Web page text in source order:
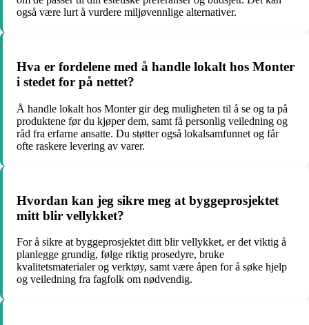
også være lurt å vurdere miljøvennlige alternativer.
Hva er fordelene med å handle lokalt hos Monter
i stedet for på nettet?
Å handle lokalt hos Monter gir deg muligheten til å se og ta på
produktene før du kjøper dem, samt få personlig veiledning og
råd fra erfarne ansatte. Du støtter også lokalsamfunnet og får
ofte raskere levering av varer.
Hvordan kan jeg sikre meg at byggeprosjektet
mitt blir vellykket?
For å sikre at byggeprosjektet ditt blir vellykket, er det viktig å
planlegge grundig, følge riktig prosedyre, bruke
kvalitetsmaterialer og verktøy, samt være åpen for å søke hjelp
og veiledning fra fagfolk om nødvendig.